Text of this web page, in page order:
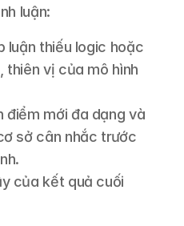
luận:
luận thiếu logic hoặc
thiên vị của mô hình
điểm mới đa dạng và
sở cân nhắc trước
của kết quả cuối